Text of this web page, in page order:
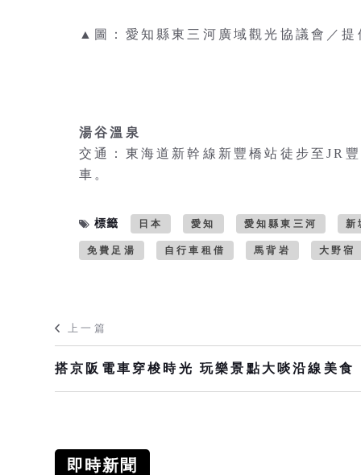
▲圖：愛知縣東三河廣域觀光協議會／提
湯谷溫泉
交通：東海道新幹線新豐橋站徒步至JR
車。
標籤 日本 愛知 愛知縣東三河 新
免費足湯 自行車租借 馬背岩 大野宿
上一篇
搭京阪電車穿梭時光 玩樂景點大啖沿線美食
即時新聞